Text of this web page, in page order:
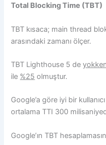
Total Blocking Time (TBT)
TBT kısaca; main thread
arasındaki zamanı ölçer.
TBT Lighthouse 5 de
ile %25 olmuştur.
Google’a göre iyi bir
ortalama TTI 300
Google’ın TBT